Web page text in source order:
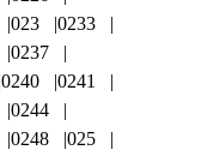
023
0233
0237
0240
0241
0244
0248
025